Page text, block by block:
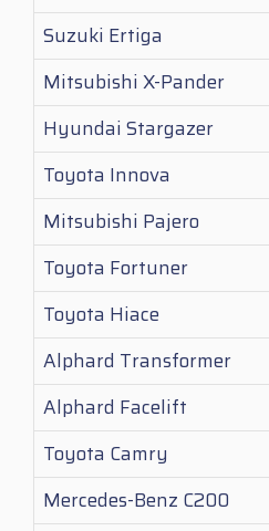
Suzuki Ertiga
Mitsubishi X-Pander
Hyundai Stargazer
Toyota Innova
Mitsubishi Pajero
Toyota Fortuner
Toyota Hiace
Alphard Transformer
Alphard Facelift
Toyota Camry
Mercedes-Benz C200